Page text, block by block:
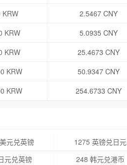
KRW
2.5467 CNY
KRW
5.0935 CNY
KRW
25.4673 CNY
KRW
50.9347 CNY
KRW 254.6733 CNY
元兑英镑
1275 英镑兑日元
元兑英镑
248 韩元兑港币